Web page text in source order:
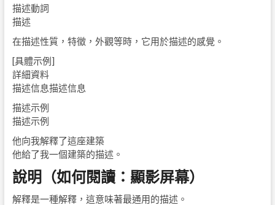
描述動詞
描述
在描述性質，特徵，外觀等時，它用於描述的感覺。
[具體示例]
詳細資料
描述信息描述信息
描述示例
描述示例
他向我解釋了這座建築
他給了我一個建築的描述。
說明（如何閱讀：顯影屏幕）
解釋是一種解釋，這意味著最通用的描述。